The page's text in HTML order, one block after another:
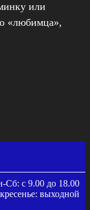
или
«любимца»,
Сб: с 9.00 до 18.00
выходной